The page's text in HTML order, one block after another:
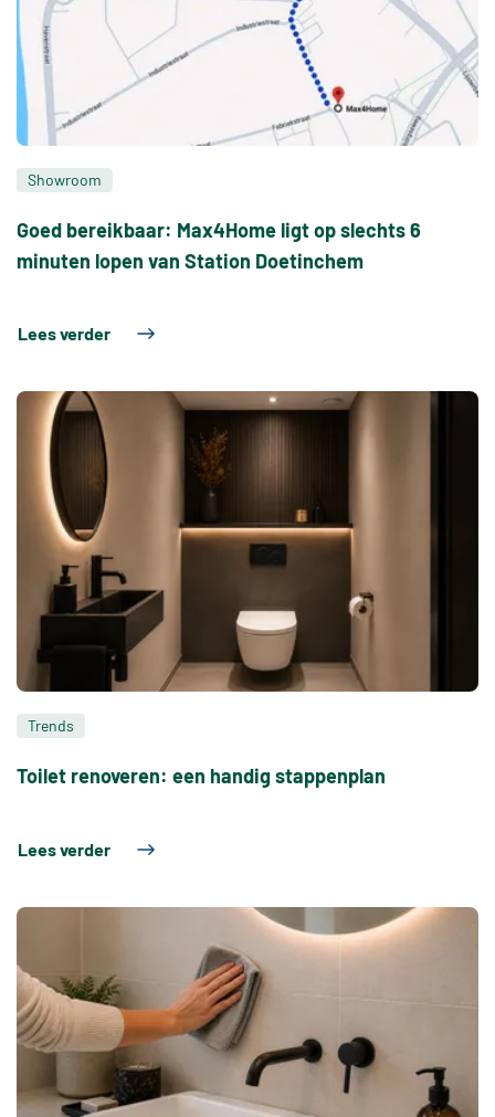
Showroom
Goed bereikbaar: Max4Home ligt op slechts 6
minuten lopen van Station Doetinchem
Lees verder
Trends
Toilet renoveren: een handig stappenplan
Lees verder